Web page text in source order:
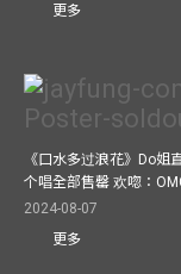
更多
《口水多过浪花》Do姐
个唱全部售罄 欢唿：
2024-08-07
更多